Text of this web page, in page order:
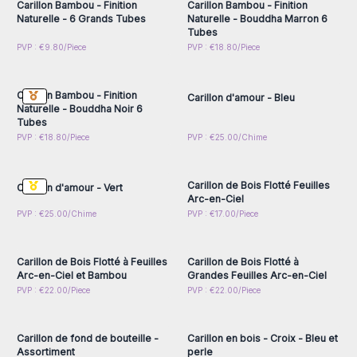
Carillon Bambou - Finition
Naturelle - 6 Grands Tubes
PVP : €9.80/Piece
Carillon Bambou - Finition
Naturelle - Bouddha Marron 6
Tubes
PVP : €18.80/Piece
Connectez-vous ou
Carillon Bambou - Finition
Naturelle - Bouddha Noir 6
Tubes
PVP : €18.80/Piece
Connectez-vous ou
Carillon d'amour - Bleu
PVP : €25.00/Chime
Connectez-vous ou
Carillon d'amour - Vert
PVP : €25.00/Chime
Connectez-vous ou
Carillon de Bois Flotté Feuilles
Arc-en-Ciel
PVP : €17.00/Piece
Connectez-vous ou
Carillon de Bois Flotté à Feuilles
Arc-en-Ciel et Bambou
PVP : €22.00/Piece
Connectez-vous ou
Carillon de Bois Flotté à
Grandes Feuilles Arc-en-Ciel
PVP : €22.00/Piece
Connectez-vous ou
Carillon de fond de bouteille -
Assortiment
Connectez-vous ou
Carillon en bois - Croix - Bleu et
perle